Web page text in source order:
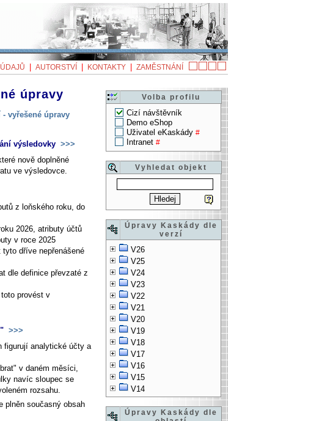
AUTORSTVÍ KONTAKTY ZAMĚSTNÁNÍ
Volba profilu
Cizí návštěvník
Demo eShop
Uživatel eKaskády #
Intranet #
Vyhledat objekt
Úpravy Kaskády dle
verzí
V26
V25
V24
V23
V22
V21
V20
V19
V18
V17
V16
V15
V14
Úpravy Kaskády dle
úpravy
vyřešené úpravy
výsledovky >>>
nově doplněné
ve výsledovce.
z loňského roku, do
2026, atributy účtů
v roce 2025
dříve nepřenášené
dle definice převzaté z
provést v
>>>
figurují analytické účty a
v daném měsíci,
navíc sloupec se
rozsahu.
plněn současný obsah